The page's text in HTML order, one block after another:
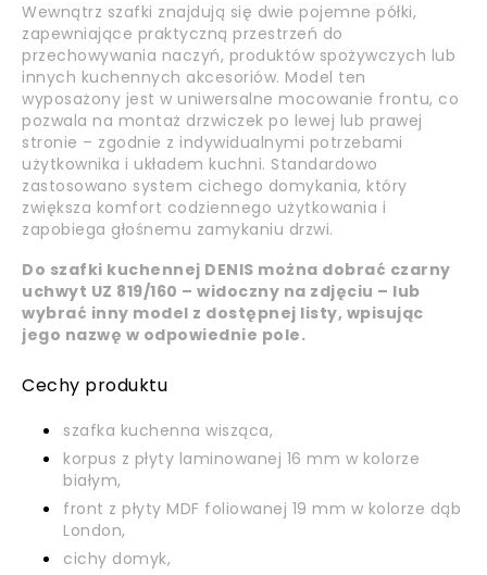
Wewnątrz szafki znajdują się dwie pojemne półki,
zapewniające praktyczną przestrzeń do
przechowywania naczyń, produktów spożywczych lub
innych kuchennych akcesoriów. Model ten
wyposażony jest w uniwersalne mocowanie frontu, co
pozwala na montaż drzwiczek po lewej lub prawej
stronie – zgodnie z indywidualnymi potrzebami
użytkownika i układem kuchni. Standardowo
zastosowano system cichego domykania, który
zwiększa komfort codziennego użytkowania i
zapobiega głośnemu zamykaniu drzwi.
Do szafki kuchennej DENIS można dobrać czarny
uchwyt UZ 819/160 – widoczny na zdjęciu – lub
wybrać inny model z dostępnej listy, wpisując
jego nazwę w odpowiednie pole.
Cechy produktu
szafka kuchenna wisząca,
korpus z płyty laminowanej 16 mm w kolorze
białym,
front z płyty MDF foliowanej 19 mm w kolorze dąb
London,
cichy domyk,